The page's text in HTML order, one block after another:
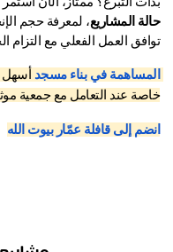
المشاريع
العمل الفعلي مع التزام
في بناء مسجد
عند التعامل مع جمعية موثوقة
إلى قافلة عمّار بيوت الله